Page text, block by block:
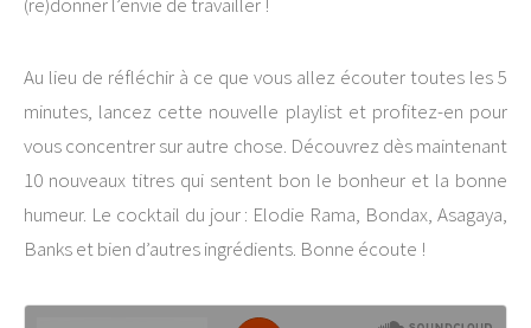
Au lieu de réfléchir à ce que vous allez écouter toutes les 5
minutes, lancez cette nouvelle playlist et profitez-en pour
vous concentrer sur autre chose. Découvrez dès maintenant
10 nouveaux titres qui sentent bon le bonheur et la bonne
humeur. Le cocktail du jour : Elodie Rama, Bondax, Asagaya,
Banks et bien d’autres ingrédients. Bonne écoute !